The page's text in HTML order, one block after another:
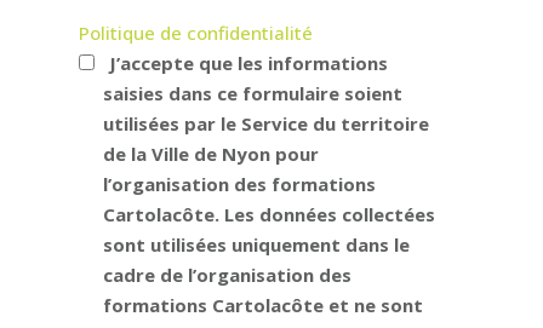
Politique de confidentialité
J’accepte que les informations
saisies dans ce formulaire soient
utilisées par le Service du territoire
de la Ville de Nyon pour
l’organisation des formations
Cartolacôte. Les données collectées
sont utilisées uniquement dans le
cadre de l’organisation des
formations Cartolacôte et ne sont